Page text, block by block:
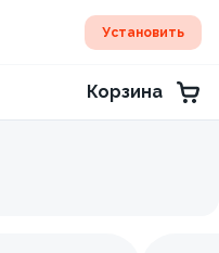
Установить
Корзина